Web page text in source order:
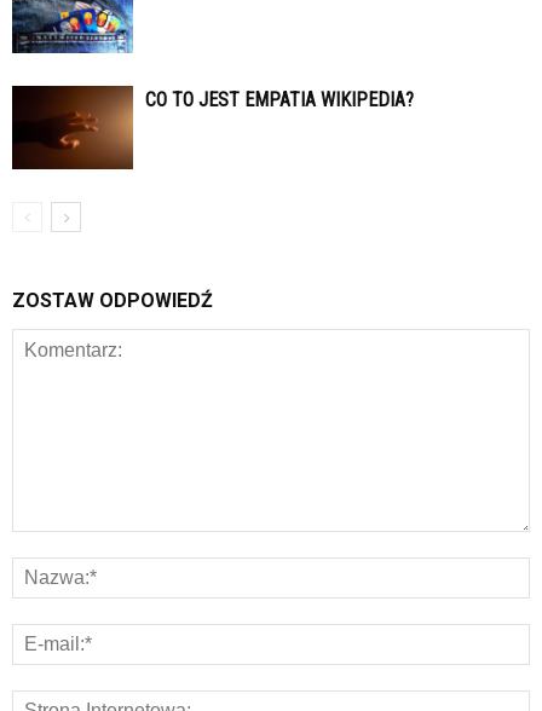
CO TO JEST EMPATIA WIKIPEDIA?
ZOSTAW ODPOWIEDŹ